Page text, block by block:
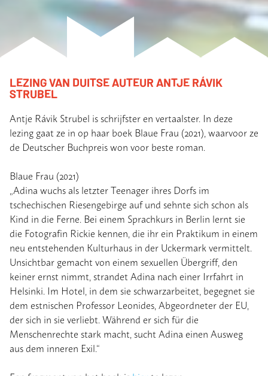
LEZING VAN DUITSE AUTEUR ANTJE RÁVIK
STRUBEL
Antje Rávik Strubel is schrijfster en vertaalster. In deze
lezing gaat ze in op haar boek Blaue Frau (2021), waarvoor ze
de Deutscher Buchpreis won voor beste roman.
Blaue Frau (2021)
„Adina wuchs als letzter Teenager ihres Dorfs im
tschechischen Riesengebirge auf und sehnte sich schon als
Kind in die Ferne. Bei einem Sprachkurs in Berlin lernt sie
die Fotografin Rickie kennen, die ihr ein Praktikum in einem
neu entstehenden Kulturhaus in der Uckermark vermittelt.
Unsichtbar gemacht von einem sexuellen Übergriff, den
keiner ernst nimmt, strandet Adina nach einer Irrfahrt in
Helsinki. Im Hotel, in dem sie schwarzarbeitet, begegnet sie
dem estnischen Professor Leonides, Abgeordneter der EU,
der sich in sie verliebt. Während er sich für die
Menschenrechte stark macht, sucht Adina einen Ausweg
aus dem inneren Exil.“